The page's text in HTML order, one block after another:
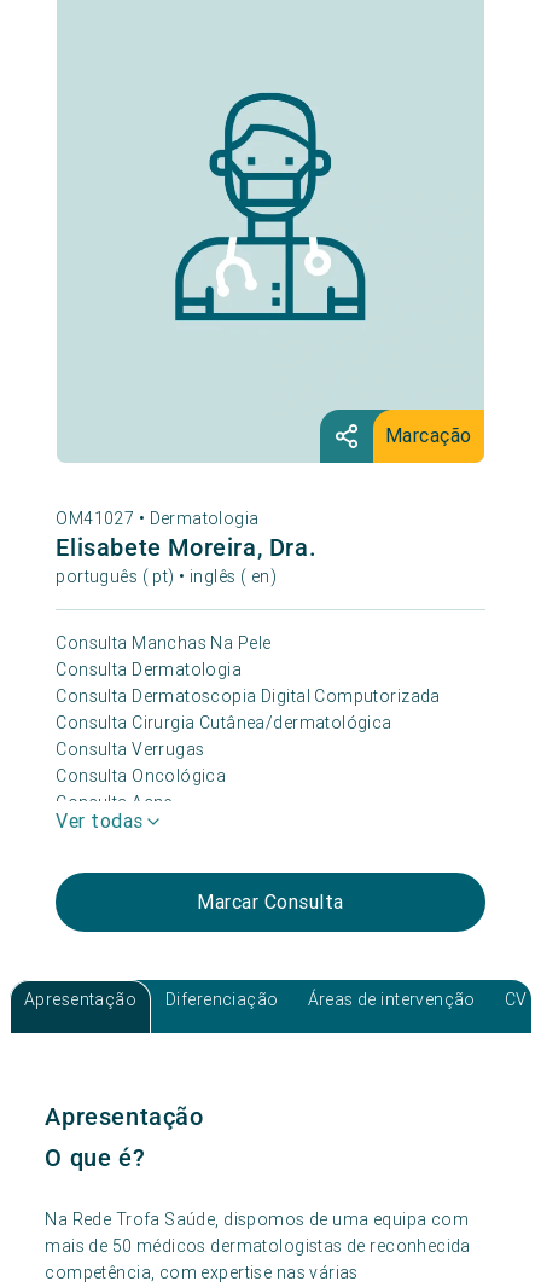
Marcação
OM41027 • Dermatologia
Elisabete Moreira, Dra.
português ( pt) • inglês ( en)
Consulta Manchas Na Pele
Consulta Dermatologia
Consulta Dermatoscopia Digital Computorizada
Consulta Cirurgia Cutânea/dermatológica
Consulta Verrugas
Consulta Oncológica
Consulta Acne
Consulta Dermatologia Pediátrica
Consulta Sinais Na Pele
Consulta Micose
Consulta Rosácea
Consulta Cicatrizes
Consulta Doenças Auto-imunes
Ver todas
Marcar Consulta
Apresentação Diferenciação Áreas de intervenção CV
Apresentação
O que é?
Na Rede Trofa Saúde, dispomos de uma equipa com
mais de 50 médicos dermatologistas de reconhecida
competência, com expertise nas várias